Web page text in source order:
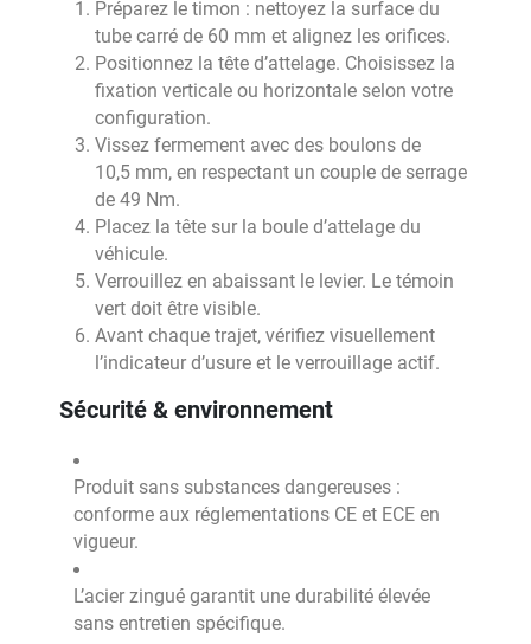
Préparez le timon : nettoyez la surface du
tube carré de 60 mm et alignez les orifices.
Positionnez la tête d’attelage. Choisissez la
fixation verticale ou horizontale selon votre
configuration.
Vissez fermement avec des boulons de
10,5 mm, en respectant un couple de serrage
de 49 Nm.
Placez la tête sur la boule d’attelage du
véhicule.
Verrouillez en abaissant le levier. Le témoin
vert doit être visible.
Avant chaque trajet, vérifiez visuellement
l’indicateur d’usure et le verrouillage actif.
Sécurité & environnement
Produit sans substances dangereuses :
conforme aux réglementations CE et ECE en
vigueur.
L’acier zingué garantit une durabilité élevée
sans entretien spécifique.